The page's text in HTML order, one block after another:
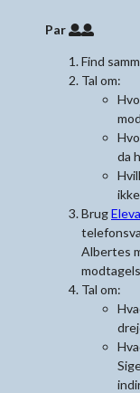
Par
Find
Tal om:
da
Brug
Albertes
Tal om: